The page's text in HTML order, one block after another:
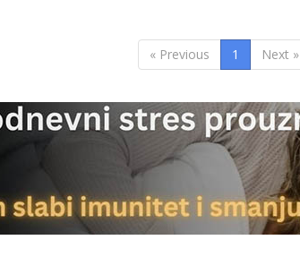
« Previous 1 Next »